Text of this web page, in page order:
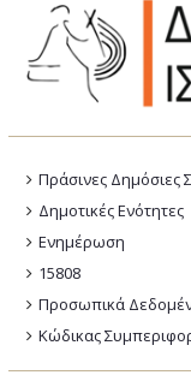
Πράσινες Δημόσιες
Δημοτικές Ενότητες
Ενημέρωση
15808
Προσωπικά
Κώδικας